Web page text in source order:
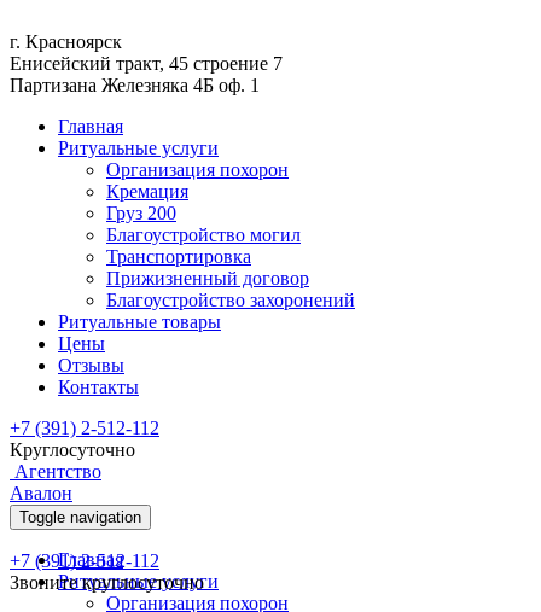
г. Красноярск
Енисейский тракт, 45 строение 7
Партизана Железняка 4Б оф. 1
Главная
Ритуальные услуги
Организация похорон
Кремация
Груз 200
Благоустройство могил
Транспортировка
Прижизненный договор
Благоустройство захоронений
Ритуальные товары
Цены
Отзывы
Контакты
+7 (391) 2-512-112
Круглосуточно
Агентство
Авалон
Toggle navigation
Главная
Ритуальные услуги
Организация похорон
+7 (391) 2-512-112
Звоните круглосуточно